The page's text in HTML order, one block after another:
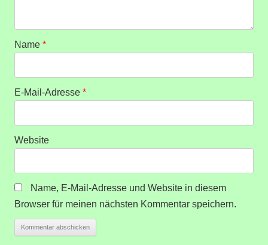
Name *
E-Mail-Adresse *
Website
Name, E-Mail-Adresse und Website in diesem
Browser für meinen nächsten Kommentar speichern.